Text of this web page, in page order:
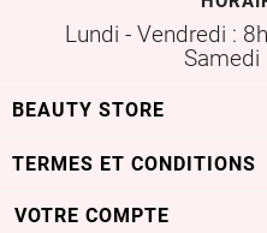
Lundi - Vendredi :
Samedi
BEAUTY STORE
TERMES ET CONDITIONS
VOTRE COMPTE